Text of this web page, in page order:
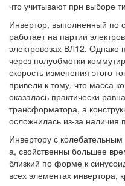
что учитывают прн выборе
Инвертор, выполненный по
работает на партии
электровозах ВЛ12. Однако
через полуобмотки
скорость изменения этого
привели к тому, что масса
оказалась практически
трансформатора, а
осложнилась из-за наличия
Инвертору с
а, свойственны большее
близкий по форме к
всех элементах инвертора,